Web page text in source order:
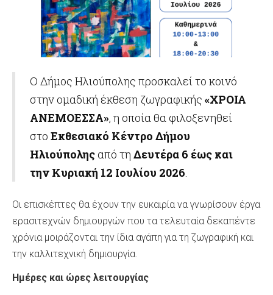
Ο Δήμος Ηλιούπολης προσκαλεί το κοινό
στην ομαδική έκθεση ζωγραφικής «ΧΡΟΙΑ
ΑΝΕΜΟΕΣΣΑ», η οποία θα φιλοξενηθεί
στο Εκθεσιακό Κέντρο Δήμου
Ηλιούποληςαπό τη Δευτέρα 6 έως και
την Κυριακή 12 Ιουλίου 2026.
Οι επισκέπτες θα έχουν την ευκαιρία να γνωρίσουν έργα
ερασιτεχνών δημιουργών που τα τελευταία δεκαπέντε
χρόνια μοιράζονται την ίδια αγάπη για τη ζωγραφική και
την καλλιτεχνική δημιουργία.
Ημέρες και ώρες λειτουργίας